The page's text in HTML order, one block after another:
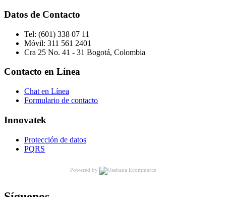
Datos de Contacto
Tel: (601) 338 07 11
Móvil: 311 561 2401
Cra 25 No. 41 - 31 Bogotá, Colombia
Contacto en Línea
Chat en Línea
Formulario de contacto
Innovatek
Protección de datos
PQRS
Powered by